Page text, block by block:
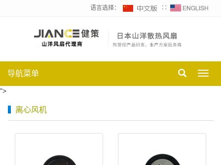
语言选择： ∷
导航菜单
">
离心风机